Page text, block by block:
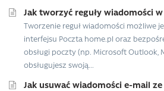
Jak tworzyć reguły wiadomości
Tworzenie reguł wiadomości możliwe
interfejsu Poczta home.pl oraz
obsługi poczty (np. Microsoft Outlook,
obsługujesz swoją...
Jak usuwać wiadomości e-mail